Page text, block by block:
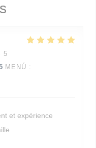
5
MENÚ :
et expérience